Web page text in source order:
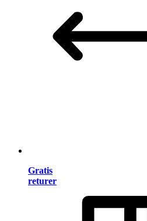
Gratis
returer